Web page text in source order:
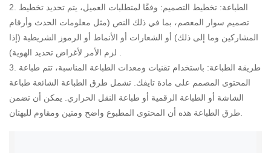
2. الطباعة: تخطيط التصميم: وفقًا لمتطلبات العميل، يتم تحديد تخطيط
تصميم سوار المعصم، بما في ذلك النص (مثل معلومات الحدث وأرقام
المشاركين وما إلى ذلك) أو الشعارات أو الأنماط أو الرموز الشريطية (إذا
3. طريقة الطباعة: باستخدام تقنيات ومعدات الطباعة المناسبة، تتم طباعة
المحتوى المصمم على مادة تايفك. تشمل طرق الطباعة الشائعة طباعة
الشاشة أو الطباعة الرقمية أو طباعة النقل الحراري. يمكن أن تضمن